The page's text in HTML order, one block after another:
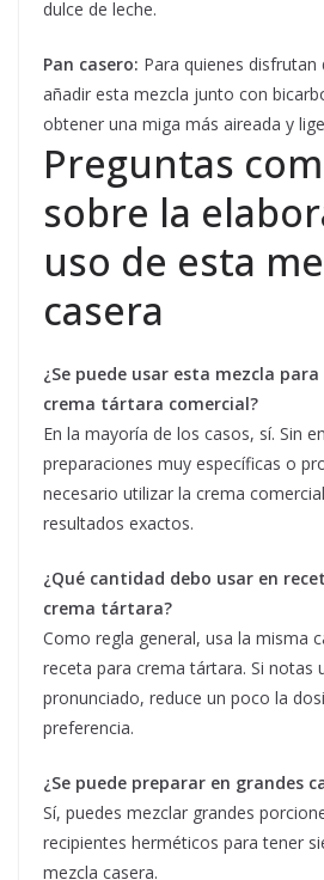
dulce de leche.
Pan casero: Para quienes disfrutan
añadir esta mezcla junto con
obtener una miga más aireada y
Preguntas
sobre la
uso de esta
casera
¿Se puede usar esta mezcla
crema tártara comercial?
En la mayoría de los casos, sí. Sin
preparaciones muy específicas o
necesario utilizar la crema
resultados exactos.
¿Qué cantidad debo usar en
crema tártara?
Como regla general, usa la misma
receta para crema tártara. Si notas
pronunciado, reduce un poco la
preferencia.
¿Se puede preparar en grandes
Sí, puedes mezclar grandes
recipientes herméticos para tener
mezcla casera.